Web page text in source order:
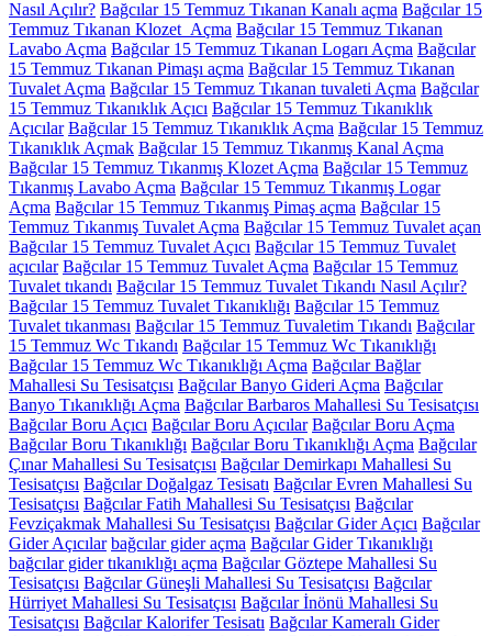
Nasıl Açılır? Bağcılar 15 Temmuz Tıkanan Kanalı açma Bağcılar 15
Temmuz Tıkanan Klozet Açma Bağcılar 15 Temmuz Tıkanan
Lavabo Açma Bağcılar 15 Temmuz Tıkanan Logarı Açma Bağcılar
15 Temmuz Tıkanan Pimaşı açma Bağcılar 15 Temmuz Tıkanan
Tuvalet Açma Bağcılar 15 Temmuz Tıkanan tuvaleti Açma Bağcılar
15 Temmuz Tıkanıklık Açıcı Bağcılar 15 Temmuz Tıkanıklık
Açıcılar Bağcılar 15 Temmuz Tıkanıklık Açma Bağcılar 15 Temmuz
Tıkanıklık Açmak Bağcılar 15 Temmuz Tıkanmış Kanal Açma
Bağcılar 15 Temmuz Tıkanmış Klozet Açma Bağcılar 15 Temmuz
Tıkanmış Lavabo Açma Bağcılar 15 Temmuz Tıkanmış Logar
Açma Bağcılar 15 Temmuz Tıkanmış Pimaş açma Bağcılar 15
Temmuz Tıkanmış Tuvalet Açma Bağcılar 15 Temmuz Tuvalet açan
Bağcılar 15 Temmuz Tuvalet Açıcı Bağcılar 15 Temmuz Tuvalet
açıcılar Bağcılar 15 Temmuz Tuvalet Açma Bağcılar 15 Temmuz
Tuvalet tıkandı Bağcılar 15 Temmuz Tuvalet Tıkandı Nasıl Açılır?
Bağcılar 15 Temmuz Tuvalet Tıkanıklığı Bağcılar 15 Temmuz
Tuvalet tıkanması Bağcılar 15 Temmuz Tuvaletim Tıkandı Bağcılar
15 Temmuz Wc Tıkandı Bağcılar 15 Temmuz Wc Tıkanıklığı
Bağcılar 15 Temmuz Wc Tıkanıklığı Açma Bağcılar Bağlar
Mahallesi Su Tesisatçısı Bağcılar Banyo Gideri Açma Bağcılar
Banyo Tıkanıklığı Açma Bağcılar Barbaros Mahallesi Su Tesisatçısı
Bağcılar Boru Açıcı Bağcılar Boru Açıcılar Bağcılar Boru Açma
Bağcılar Boru Tıkanıklığı Bağcılar Boru Tıkanıklığı Açma Bağcılar
Çınar Mahallesi Su Tesisatçısı Bağcılar Demirkapı Mahallesi Su
Tesisatçısı Bağcılar Doğalgaz Tesisatı Bağcılar Evren Mahallesi Su
Tesisatçısı Bağcılar Fatih Mahallesi Su Tesisatçısı Bağcılar
Fevziçakmak Mahallesi Su Tesisatçısı Bağcılar Gider Açıcı Bağcılar
Gider Açıcılar bağcılar gider açma Bağcılar Gider Tıkanıklığı
bağcılar gider tıkanıklığı açma Bağcılar Göztepe Mahallesi Su
Tesisatçısı Bağcılar Güneşli Mahallesi Su Tesisatçısı Bağcılar
Hürriyet Mahallesi Su Tesisatçısı Bağcılar İnönü Mahallesi Su
Tesisatçısı Bağcılar Kalorifer Tesisatı Bağcılar Kameralı Gider